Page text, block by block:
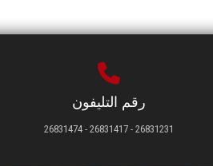
رقم التليفون
26831231 - 26831417 - 26831474